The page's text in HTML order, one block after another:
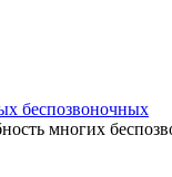
беспозвоночных
многих